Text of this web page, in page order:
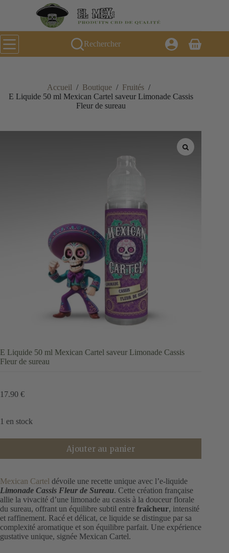
Rechercher
Panier
d’achat
Accueil / Boutique / Fruités /
E Liquide 50 ml Mexican Cartel saveur Limonade Cassis
Fleur de sureau
E Liquide 50 ml Mexican Cartel saveur Limonade Cassis
Fleur de sureau
17.90 €
1 en stock
Ajouter au panier
Mexican Cartel dévoile une recette unique avec l’e-liquide
Limonade Cassis Fleur de Sureau. Cette création française
allie la vivacité d’une limonade au cassis à la douceur florale
du sureau, offrant un équilibre subtil entre fraîcheur, intensité
et raffinement. Racé et délicat, ce liquide se distingue par sa
complexité aromatique et son équilibre parfait. Une expérience
gustative unique, signée Mexican Cartel.